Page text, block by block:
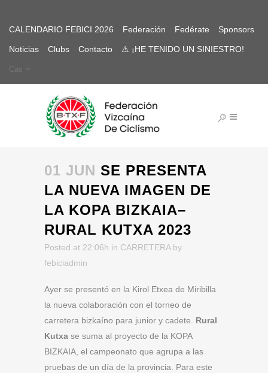
CALENDARIO FEBICI 2026 Federación Fedérate Sponsors
Noticias Clubs Contacto ⚠ ¡HE TENIDO UN SINIESTRO!
Cas
01 JUN SE PRESENTA
LA NUEVA IMAGEN DE
LA KOPA BIZKAIA–
RURAL KUTXA 2023
Posted at 22:06h in CARRETERA by
febiciadmin
Ayer se presentó en la Kirol Etxea de Miribilla
la nueva colaboración con el torneo de
carretera bizkaíno para junior y cadete. Rural
Kutxa se suma al proyecto de la KOPA
BIZKAIA, el campeonato que agrupa a las
pruebas de un día de la provincia. Para este